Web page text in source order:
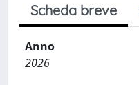
Scheda breve
Anno
2026